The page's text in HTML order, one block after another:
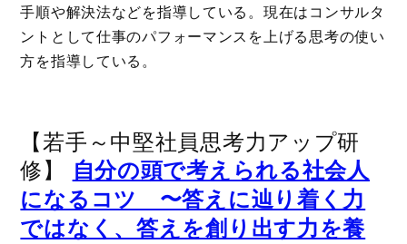
手順や解決法などを指導している。現在はコンサルタ
ントとして仕事のパフォーマンスを上げる思考の使い
方を指導している。
【若手～中堅社員思考力アップ研
修】
自分の頭で考えられる社会人
になるコツ 〜答えに辿り着く力
ではなく、答えを創り出す力を養